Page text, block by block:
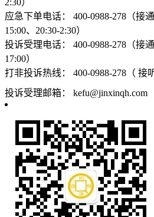
2:30）
应急下单电话：
400-0988-278（接
15:00、20:30-2:30）
投诉受理电话：
400-0988-278（接
17:00）
打非投诉热线：
400-0988-278（ 接
投诉受理邮箱：
kefu@jinxinqh.com